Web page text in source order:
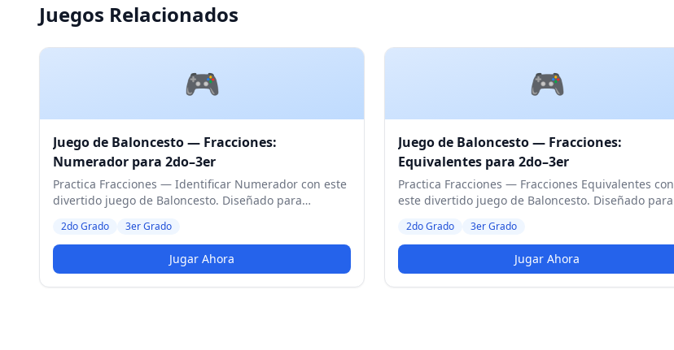
Juegos Relacionados
🎮
Juego de Baloncesto — Fracciones:
Numerador para 2do–3er
Practica Fracciones — Identificar Numerador con este
divertido juego de Baloncesto. Diseñado para
2do Grado 3er Grado
Jugar Ahora
🎮
Juego de Baloncesto — Fracciones:
Equivalentes para 2do–3er
Practica Fracciones — Fracciones Equivalentes con
este divertido juego de Baloncesto. Diseñado para
2do Grado 3er Grado
Jugar Ahora